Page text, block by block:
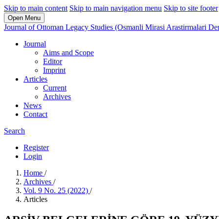
Skip to main content Skip to main navigation menu Skip to site footer
Open Menu
Journal of Ottoman Legacy Studies (Osmanli Mirasi Arastirmalari
Journal
Aims and Scope
Editor
Imprint
Articles
Current
Archives
News
Contact
Search
Register
Login
Home /
Archives /
Vol. 9 No. 25 (2022) /
Articles